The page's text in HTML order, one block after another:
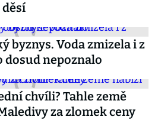
byznys. Voda zmizela i z
dosud nepoznalo
chvíli? Tahle země
za zlomek ceny